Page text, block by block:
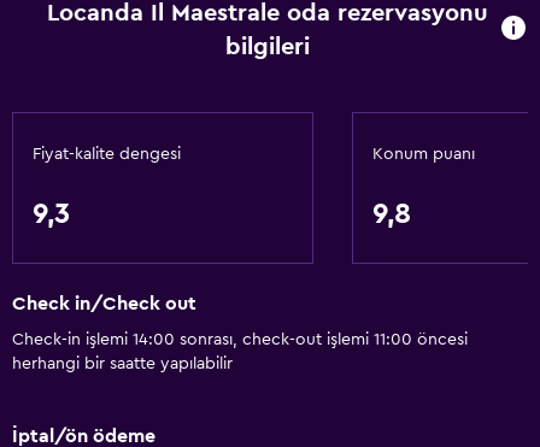
Locanda Il Maestrale oda rezervasyonu
bilgileri
Fiyat-kalite dengesi
9,3
Konum puanı
9,8
Check in/Check out
Check-in işlemi 14:00 sonrası, check-out işlemi 11:00 öncesi
herhangi bir saatte yapılabilir
İptal/ön ödeme